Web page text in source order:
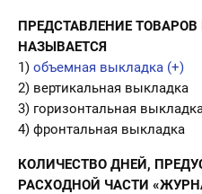
ПРЕДСТАВЛЕНИЕ
НАЗЫВАЕТСЯ
1) объемная выкладка (+)
2) вертикальная выкладка
3) горизонтальная
4) фронтальная выкладка
КОЛИЧЕСТВО ДНЕЙ,
РАСХОДНОЙ ЧАСТИ